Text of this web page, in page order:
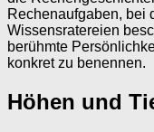
Rechenaufgaben, bei
Wissensratereien
berühmte
konkret zu benennen.
Höhen und